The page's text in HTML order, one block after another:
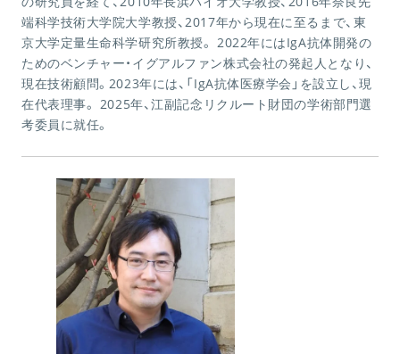
端科学技術大学院大学教授、2017年から現在に至るまで、東
京大学定量生命科学研究所教授。 2022年にはIgA抗体開発の
ためのベンチャー・イグアルファン株式会社の発起人となり、
現在技術顧問。2023年には、「IgA抗体医療学会」を設立し、現
在代表理事。 2025年、江副記念リクルート財団の学術部門選
考委員に就任。